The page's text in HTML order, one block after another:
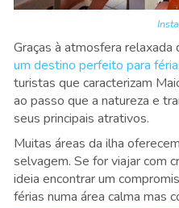
Graças à atmosfera relaxada
um destino perfeito para
turistas que caracterizam
ao passo que a natureza e
seus principais atrativos.
Muitas áreas da ilha
selvagem. Se for viajar com
ideia encontrar um
férias numa área calma mas